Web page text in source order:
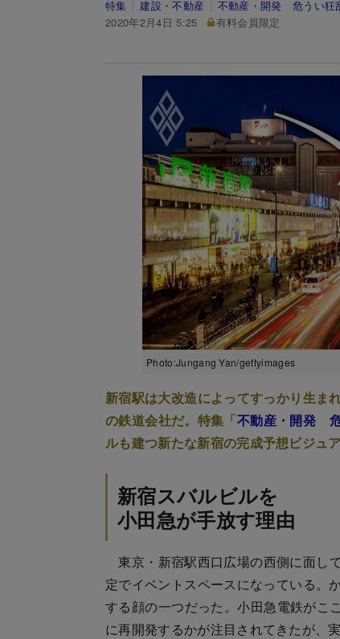
特集 建設・不動産
不動産・開発 危うい狂
2020年2月4日 5:25
有料会員限定
Photo:Jungang Yan/gettyimages
新宿駅は大改造によってすっかり生ま
の鉄道会社だ。特集「不動産・開発
ルも建つ新たな新宿の完成予想ビジュ
新宿スバルビルを
小田急が手放す理由
東京・新宿駅西口広場の西側に面し
定でイベントスペースになっている。
する顔の一つだった。小田急電鉄がこ
に再開発するかが注目されてきたが、